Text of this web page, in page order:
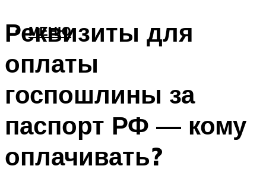
МЕНЮ
Реквизиты для
оплаты
госпошлины за
паспорт РФ — кому
оплачивать?